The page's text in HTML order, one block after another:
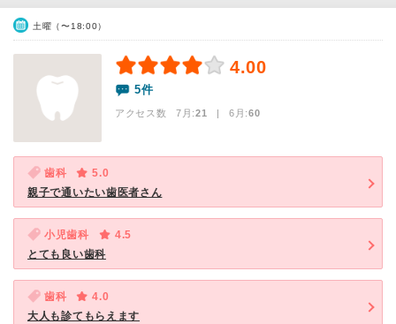
土曜（〜18:00）
4.00
5件
アクセス数 7月:21 | 6月:60
歯科
5.0
親子で通いたい歯医者さん
小児歯科
4.5
とても良い歯科
歯科
4.0
大人も診てもらえます